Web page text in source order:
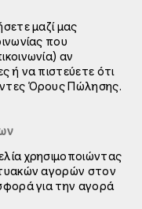
μαζί μας
που
αν
ή να πιστεύετε ότι
Όρους Πώλησης.
χρησιμοποιώντας
αγορών στον
για την αγορά